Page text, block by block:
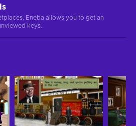
Eneba allows you to get an
keys.